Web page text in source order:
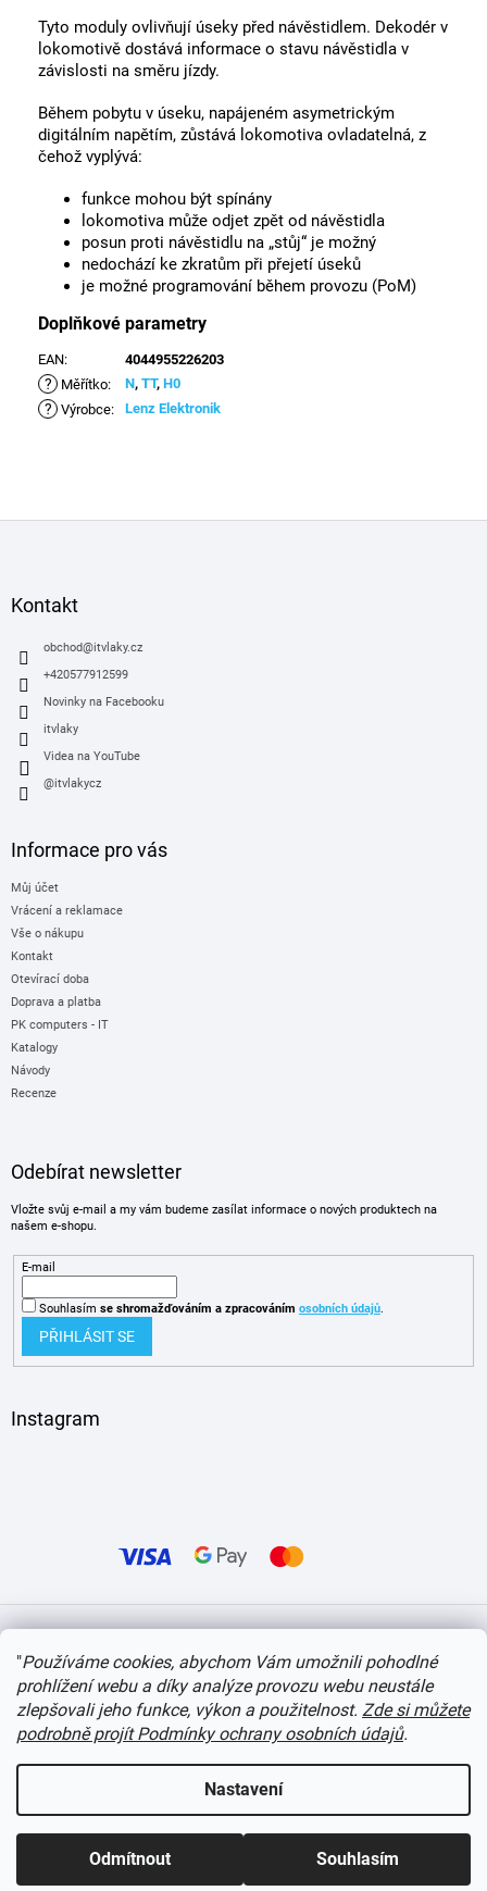
"Používáme cookies, abychom Vám umožnili pohodlné
prohlížení webu a díky analýze provozu webu neustále
zlepšovali jeho funkce, výkon a použitelnost. Zde si můžete
podrobně projít Podmínky ochrany osobních údajů.
Nastavení
Odmítnout Souhlasím
Tyto moduly ovlivňují úseky před návěstidlem. Dekodér v
lokomotivě dostává informace o stavu návěstidla v
závislosti na směru jízdy.
Během pobytu v úseku, napájeném asymetrickým
digitálním napětím, zůstává lokomotiva ovladatelná, z
čehož vyplývá:
funkce mohou být spínány
lokomotiva může odjet zpět od návěstidla
posun proti návěstidlu na „stůj“ je možný
nedochází ke zkratům při přejetí úseků
je možné programování během provozu (PoM)
Doplňkové parametry
EAN: 4044955226203
? Měřítko: N, TT, H0
? Výrobce: Lenz Elektronik
Kontakt
obchod@itvlaky.cz
+420577912599
Novinky na Facebooku
itvlaky
Videa na YouTube
@itvlakycz
Informace pro vás
Můj účet
Vrácení a reklamace
Vše o nákupu
Kontakt
Otevírací doba
Doprava a platba
PK computers - IT
Katalogy
Návody
Recenze
Odebírat newsletter
Vložte svůj e-mail a my vám budeme zasílat informace o nových produktech na
našem e-shopu.
E-mail
Souhlasím se shromažďováním a zpracováním osobních údajů.
PŘIHLÁSIT SE
Instagram
Copyright 2026itvlaky.cz . Všechna práva vyhrazena. Upravit nastavení cookies